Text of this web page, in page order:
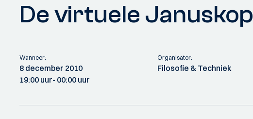
De virtuele Januskop
Wanneer:
8 december 2010
19:00 uur- 00:00 uur
Organisator:
Filosofie & Techniek